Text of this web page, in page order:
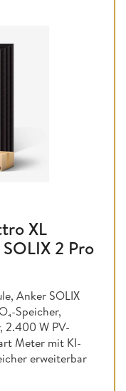
XL
2 Pro
Anker SOLIX
Speicher,
2.400 W PV-
Meter mit KI-
erweiterbar